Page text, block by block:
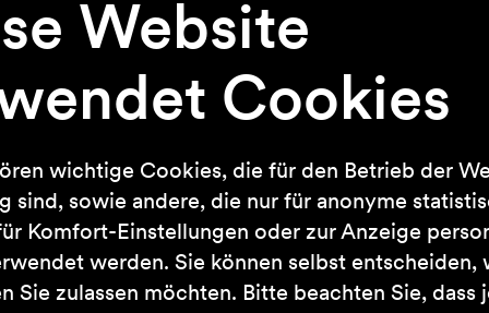
PURELEI wird ein
beziehen. Lührmann hat bei
ein modernes und
Website
Cookies
wichtige Cookies, die für den Betrieb der
sind, sowie andere, die nur für anonyme
Komfort-Einstellungen oder zur Anzeige
werden. Sie können selbst entscheiden,
Sie zulassen möchten. Bitte beachten Sie, dass